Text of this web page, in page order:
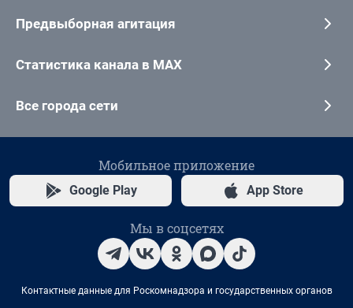
Предвыборная агитация
Статистика канала в MAX
Все города сети
Мобильное приложение
Google Play App Store
Мы в соцсетях
Контактные данные для Роскомнадзора и государственных органов